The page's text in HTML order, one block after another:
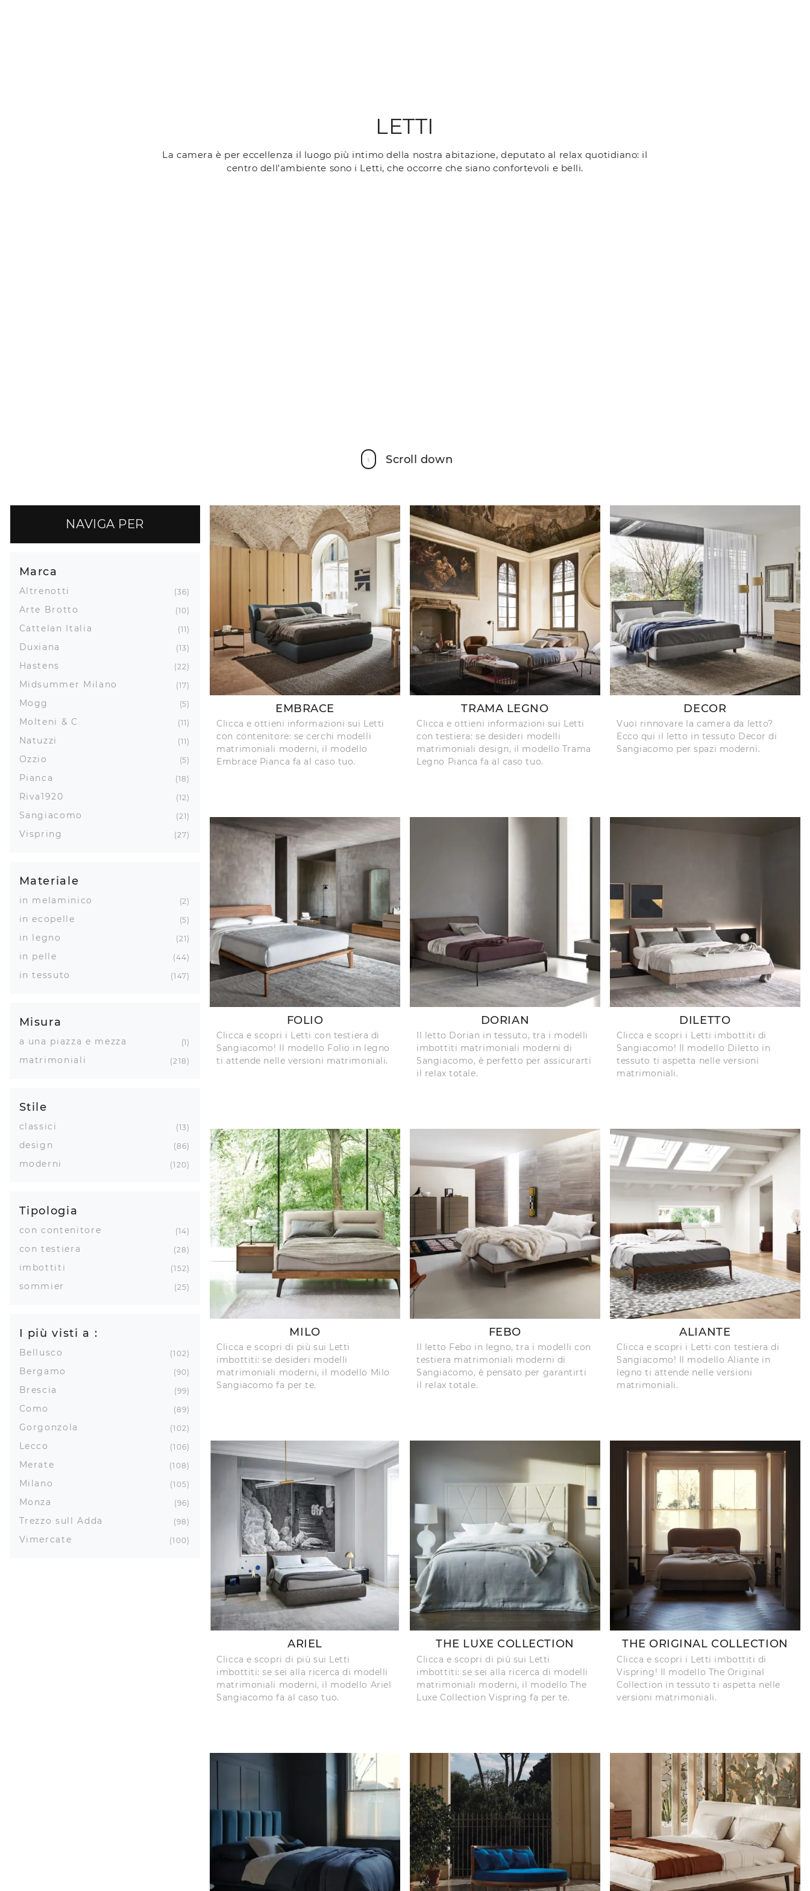
LETTI
La camera è per eccellenza il luogo più intimo della nostra abitazione, deputato al relax quotidiano: il
centro dell'ambiente sono i Letti, che occorre che siano confortevoli e belli.
Scroll down
NAVIGA PER
Marca
Altrenotti 36
Arte Brotto 10
Cattelan Italia 11
Duxiana 13
Hastens 22
Midsummer Milano 17
Mogg 5
Molteni & C 11
Natuzzi 11
Ozzio 5
Pianca 18
Riva1920 12
Sangiacomo 21
Vispring 27
Materiale
in melaminico 2
in ecopelle 5
in legno 21
in pelle 44
in tessuto 147
Misura
a una piazza e mezza 1
matrimoniali 218
Stile
classici 13
design 86
moderni 120
Tipologia
con contenitore 14
con testiera 28
imbottiti 152
sommier 25
I più visti a :
Bellusco 102
Bergamo 90
Brescia 99
Como 89
Gorgonzola 102
Lecco 106
Merate 108
Milano 105
Monza 96
Trezzo sull Adda 98
Vimercate 100
EMBRACE
Clicca e ottieni informazioni sui Letti
con contenitore: se cerchi modelli
matrimoniali moderni, il modello
Embrace Pianca fa al caso tuo.
TRAMA LEGNO
Clicca e ottieni informazioni sui Letti
con testiera: se desideri modelli
matrimoniali design, il modello Trama
Legno Pianca fa al caso tuo.
DECOR
Vuoi rinnovare la camera da letto?
Ecco qui il letto in tessuto Decor di
Sangiacomo per spazi moderni.
FOLIO
Clicca e scopri i Letti con testiera di
Sangiacomo! Il modello Folio in legno
ti attende nelle versioni matrimoniali.
DORIAN
Il letto Dorian in tessuto, tra i modelli
imbottiti matrimoniali moderni di
Sangiacomo, è perfetto per assicurarti
il relax totale.
DILETTO
Clicca e scopri i Letti imbottiti di
Sangiacomo! Il modello Diletto in
tessuto ti aspetta nelle versioni
matrimoniali.
MILO
Clicca e scopri di più sui Letti
imbottiti: se desideri modelli
matrimoniali moderni, il modello Milo
Sangiacomo fa per te.
FEBO
Il letto Febo in legno, tra i modelli con
testiera matrimoniali moderni di
Sangiacomo, è pensato per garantirti
il relax totale.
ALIANTE
Clicca e scopri i Letti con testiera di
Sangiacomo! Il modello Aliante in
legno ti attende nelle versioni
matrimoniali.
ARIEL
Clicca e scopri di più sui Letti
imbottiti: se sei alla ricerca di modelli
matrimoniali moderni, il modello Ariel
Sangiacomo fa al caso tuo.
THE LUXE COLLECTION
Clicca e scopri di più sui Letti
imbottiti: se sei alla ricerca di modelli
matrimoniali moderni, il modello The
Luxe Collection Vispring fa per te.
THE ORIGINAL COLLECTION
Clicca e scopri i Letti imbottiti di
Vispring! Il modello The Original
Collection in tessuto ti aspetta nelle
versioni matrimoniali.